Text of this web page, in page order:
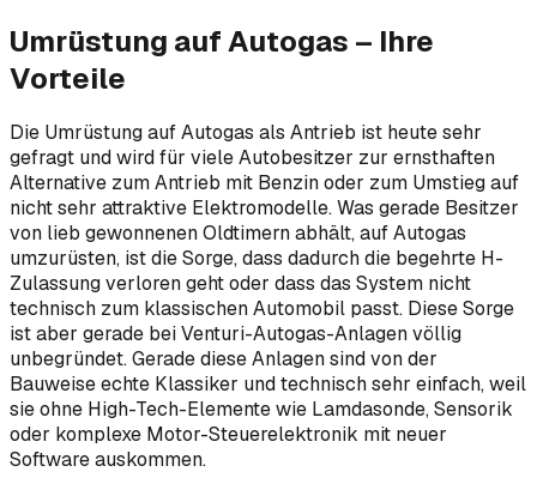
Umrüstung auf Autogas – Ihre
Vorteile
Die Umrüstung auf Autogas als Antrieb ist heute sehr
gefragt und wird für viele Autobesitzer zur ernsthaften
Alternative zum Antrieb mit Benzin oder zum Umstieg auf
nicht sehr attraktive Elektromodelle. Was gerade Besitzer
von lieb gewonnenen Oldtimern abhält, auf Autogas
umzurüsten, ist die Sorge, dass dadurch die begehrte H-
Zulassung verloren geht oder dass das System nicht
technisch zum klassischen Automobil passt. Diese Sorge
ist aber gerade bei Venturi-Autogas-Anlagen völlig
unbegründet. Gerade diese Anlagen sind von der
Bauweise echte Klassiker und technisch sehr einfach, weil
sie ohne High-Tech-Elemente wie Lamdasonde, Sensorik
oder komplexe Motor-Steuerelektronik mit neuer
Software auskommen.